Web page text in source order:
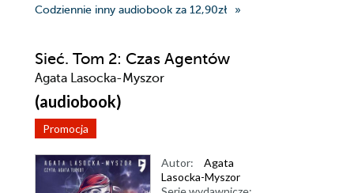
Codziennie inny audiobook za 12,90zł
Sieć. Tom 2: Czas Agentów
Agata Lasocka-Myszor
(audiobook)
Promocja
Autor:
Agata
Lasocka-Myszor